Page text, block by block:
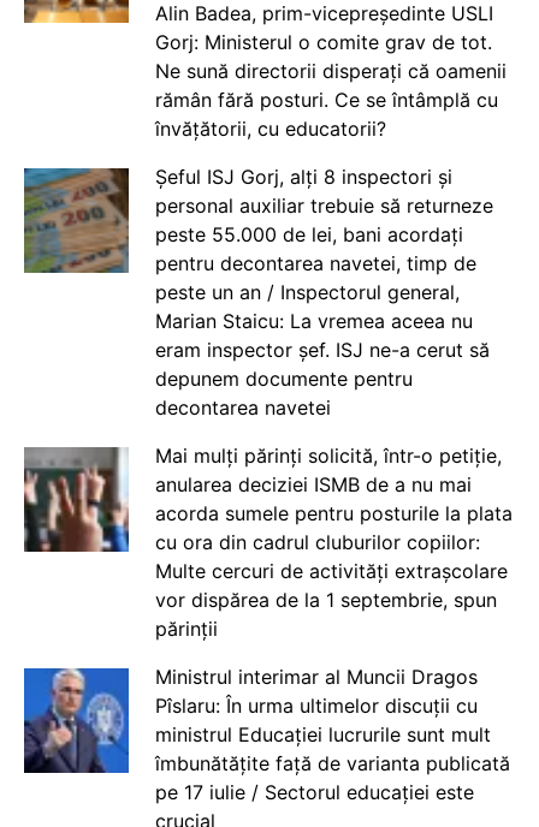
Alin Badea, prim-vicepreședinte USLI
Gorj: Ministerul o comite grav de tot.
Ne sună directorii disperați că oamenii
rămân fără posturi. Ce se întâmplă cu
învățătorii, cu educatorii?
Șeful ISJ Gorj, alți 8 inspectori și
personal auxiliar trebuie să returneze
peste 55.000 de lei, bani acordați
pentru decontarea navetei, timp de
peste un an / Inspectorul general,
Marian Staicu: La vremea aceea nu
eram inspector șef. ISJ ne-a cerut să
depunem documente pentru
decontarea navetei
Mai mulți părinți solicită, într-o petiție,
anularea deciziei ISMB de a nu mai
acorda sumele pentru posturile la plata
cu ora din cadrul cluburilor copiilor:
Multe cercuri de activități extrașcolare
vor dispărea de la 1 septembrie, spun
părinții
Ministrul interimar al Muncii Dragos
Pîslaru: În urma ultimelor discuții cu
ministrul Educației lucrurile sunt mult
îmbunătățite față de varianta publicată
pe 17 iulie / Sectorul educației este
crucial